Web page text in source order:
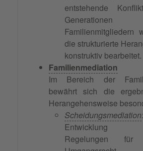
entstehende
Familienmitgliedern
die strukturierte
konstruktiv bearbeitet.
Familienmediation
Im Bereich der
bewährt sich die
Herangehensweise
Scheidungsmediation:
Entwicklung
Regelungen für